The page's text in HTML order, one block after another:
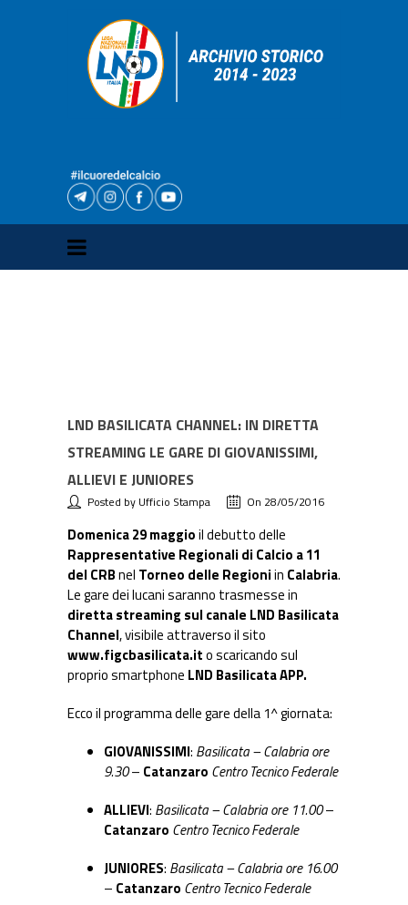
LND BASILICATA CHANNEL: IN DIRETTA
STREAMING LE GARE DI GIOVANISSIMI,
ALLIEVI E JUNIORES
Posted by Ufficio Stampa On 28/05/2016
Domenica 29 maggioil debutto delle
Rappresentative Regionali di Calcio a 11
del CRBnel Torneo delle Regioniin Calabria.
Le gare dei lucani saranno trasmesse in
diretta streaming sul canale LND Basilicata
Channel, visibile attraverso il sito
www.figcbasilicata.ito scaricando sul
proprio smartphone LND Basilicata APP.
Ecco il programma delle gare della 1^ giornata:
GIOVANISSIMI: Basilicata – Calabria ore
9.30– Catanzaro Centro Tecnico Federale
ALLIEVI: Basilicata – Calabria ore 11.00–
Catanzaro Centro Tecnico Federale
JUNIORES: Basilicata – Calabria ore 16.00
– Catanzaro Centro Tecnico Federale